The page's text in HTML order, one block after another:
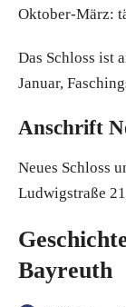
Oktober-März:
Das Schloss ist
Januar,
Anschrift
Neues Schloss
Ludwigstraße
Bayreuth